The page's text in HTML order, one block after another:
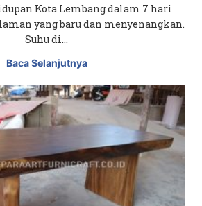
Kota Lembang dalam 7 hari
yang baru dan menyenangkan.
Suhu di…
Baca Selanjutnya